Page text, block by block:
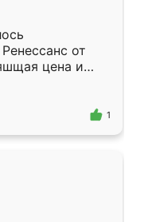
от
цена и
Приехавший
самый
1